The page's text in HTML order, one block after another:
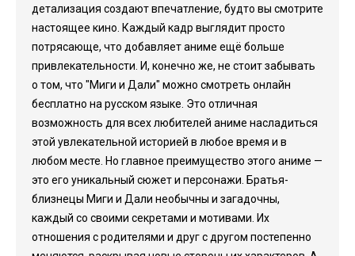
детализация создают впечатление, будто вы смотрите
настоящее кино. Каждый кадр выглядит просто
потрясающе, что добавляет аниме ещё больше
привлекательности. И, конечно же, не стоит забывать
о том, что "Миги и Дали" можно смотреть онлайн
бесплатно на русском языке. Это отличная
возможность для всех любителей аниме насладиться
этой увлекательной историей в любое время и в
любом месте. Но главное преимущество этого аниме —
это его уникальный сюжет и персонажи. Братья-
близнецы Миги и Дали необычны и загадочны,
каждый со своими секретами и мотивами. Их
отношения с родителями и друг с другом постепенно